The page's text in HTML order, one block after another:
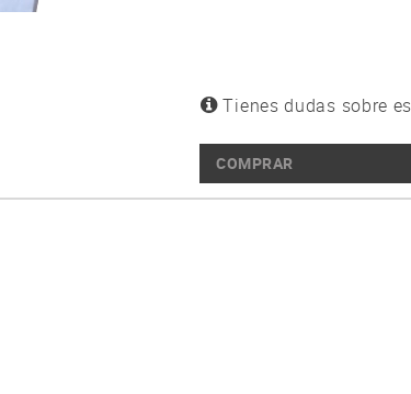
Tienes dudas sobre
COMPRAR